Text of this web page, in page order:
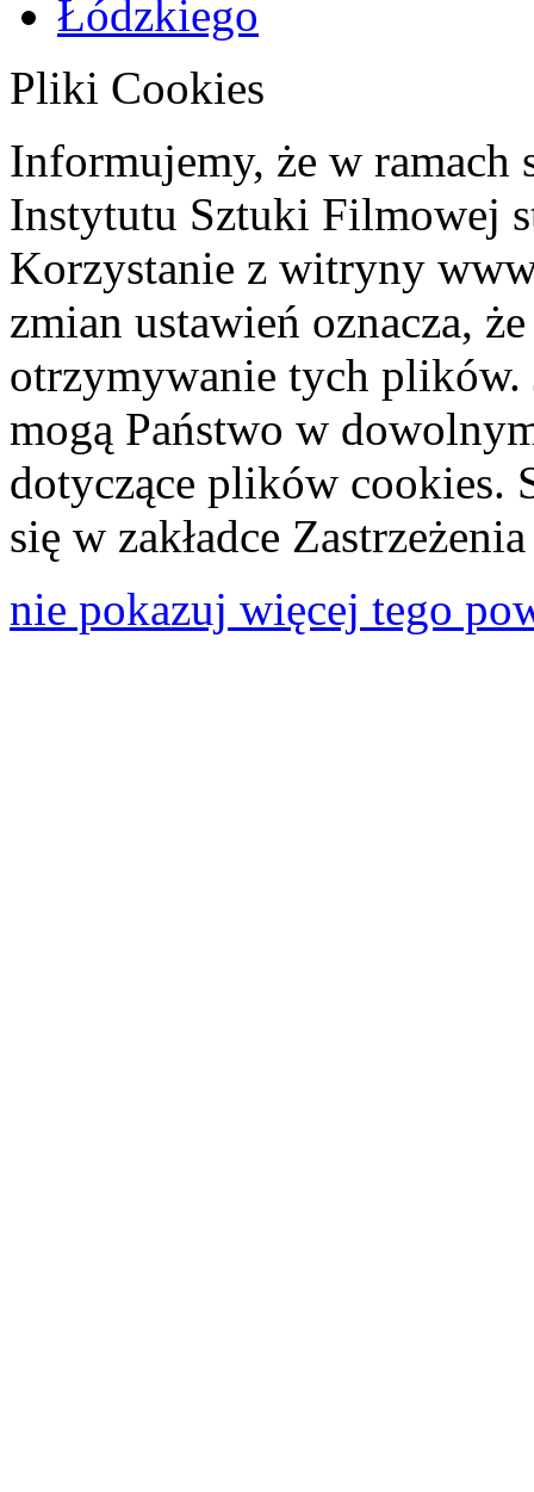
Pliki Cookies
Informujemy, że w ramach
Instytutu Sztuki Filmowej
Korzystanie z witryny
zmian ustawień oznacza,
otrzymywanie tych plików.
mogą Państwo w
dotyczące plików cookies.
się w zakładce
nie pokazuj więcej tego